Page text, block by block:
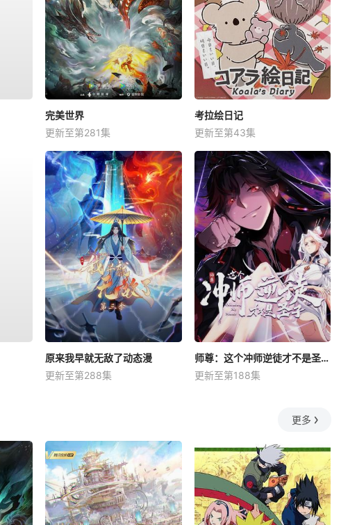
完美世界
更新至第281集
考拉绘日记
更新至第43集
原来我早就无敌了动态漫
更新至第288集
师尊：这个冲师逆徒才不是圣子动态漫
更新至第188集
更多